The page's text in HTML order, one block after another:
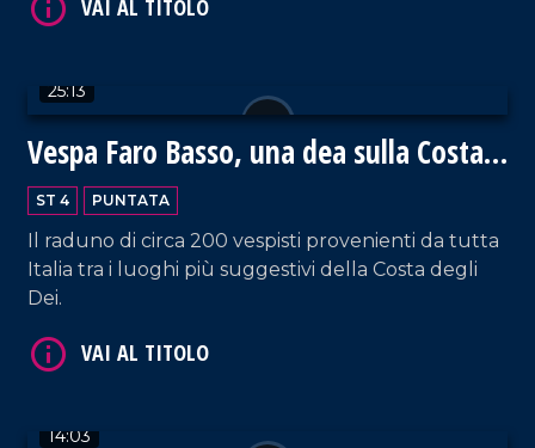
25:13
Vespa Faro Basso, una dea sulla Costa
degli Dei
ST 4 PUNTATA
Il raduno di circa 200 vespisti provenienti da tutta
Italia tra i luoghi più suggestivi della Costa degli
Dei.
14:03
VAI AL TITOLO